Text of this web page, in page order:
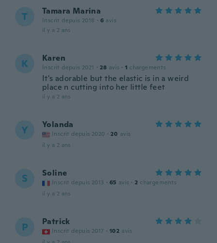
T Tamara Marina
Inscrit depuis 2018 · 6 avis
il y a 2 ans
K Karen
Inscrit depuis 2021 · 28 avis · 1 chargements
It's adorable but the elastic is in a weird
place n cutting into her little feet
il y a 2 ans
Y Yolanda
Inscrit depuis 2020 · 20 avis
il y a 2 ans
S Soline
Inscrit depuis 2013 · 65 avis · 2 chargements
il y a 2 ans
P Patrick
Inscrit depuis 2017 · 102 avis